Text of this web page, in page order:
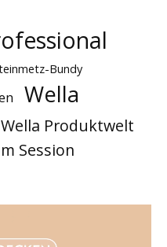
Bundy
Wella
Wella Produktwelt
Session